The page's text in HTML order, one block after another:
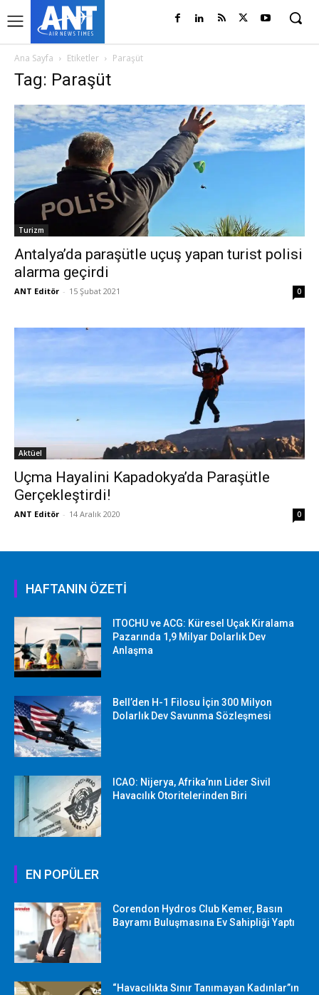
Ana Sayfa Etiketler Paraşüt
Tag: Paraşüt
Turizm
Antalya’da paraşütle uçuş yapan turist polisi
alarma geçirdi
ANT Editör - 15 Şubat 2021 0
Aktüel
Uçma Hayalini Kapadokya’da Paraşütle
Gerçekleştirdi!
ANT Editör - 14 Aralık 2020 0
HAFTANIN ÖZETİ
ITOCHU ve ACG: Küresel Uçak Kiralama
Pazarında 1,9 Milyar Dolarlık Dev
Anlaşma
Bell’den H-1 Filosu İçin 300 Milyon
Dolarlık Dev Savunma Sözleşmesi
ICAO: Nijerya, Afrika’nın Lider Sivil
Havacılık Otoritelerinden Biri
EN POPÜLER
Corendon Hydros Club Kemer, Basın
Bayramı Buluşmasına Ev Sahipliği Yaptı
“Havacılıkta Sınır Tanımayan Kadınlar”ın